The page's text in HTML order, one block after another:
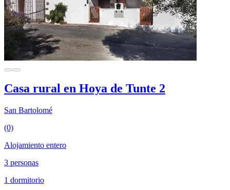
Casa rural en Hoya de Tunte 2
San Bartolomé
(0)
Alojamiento entero
3 personas
1 dormitorio